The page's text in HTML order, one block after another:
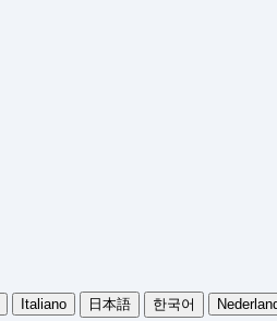
Italiano 日本語 한국어